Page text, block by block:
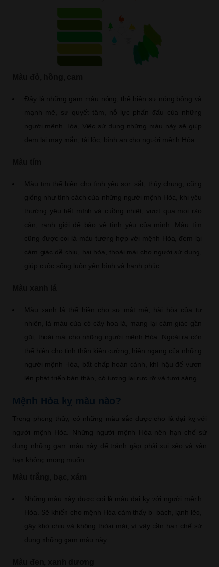
Đây là những gam màu nóng, thể hiện sự nóng bỏng và
mạnh mẽ, sự quyết tâm, nỗ lực phấn đấu của những
người mệnh Hỏa, Việc sử dụng những màu này sẽ giúp
đem lại may mắn, tài lộc, bình an cho người mệnh Hỏa.
Màu tím thể hiện cho tình yêu son sắt, thủy chung, cũng
giống như tính cách của những người mệnh Hỏa, khi yêu
thường yêu hết mình và cuồng nhiệt, vượt qua mọi rào
cản, ranh giới để bảo vệ tình yêu của mình. Màu tím
cũng được coi là màu tương hợp với mệnh Hỏa, đem lại
cảm giác dễ chịu, hài hòa, thoải mái cho người sử dụng,
giúp cuộc sống luôn yên bình và hạnh phúc.
Màu xanh lá thể hiện cho sự mát mẻ, hài hòa của tự
nhiên, là màu của cỏ cây hoa lá, mang lại cảm giác gần
gũi, thoải mái cho những người mệnh Hỏa. Ngoài ra còn
thể hiện cho tinh thần kiên cường, hiên ngang của những
người mệnh Hỏa, bất chấp hoàn cảnh, khí hậu để vươn
lên phát triển bản thân, có tương lai rực rỡ và tươi sáng.
Mệnh Hỏa kỵ màu nào?
Trong phong thủy, có những màu sắc được cho là đại kỵ với
người mệnh Hỏa. Những người mệnh Hỏa nên hạn chế sử
dụng những gam màu này để tránh gặp phải xui xẻo và vận
hạn không mong muốn.
Những màu này được coi là màu đại kỵ với người mệnh
Hỏa. Sẽ khiến cho mệnh Hỏa cảm thấy bí bách, lạnh lẽo,
gây khó chịu và không thỏai mái, vì vậy cần hạn chế sử
dụng những gam màu này.